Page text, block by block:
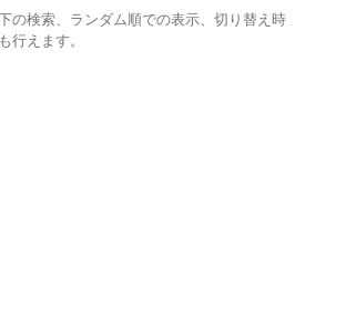
の検索、ランダム順での表示、切り替え時
行えます。